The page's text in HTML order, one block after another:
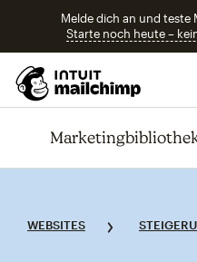
Melde dich an und teste
Starte noch heute –
WEBSITES